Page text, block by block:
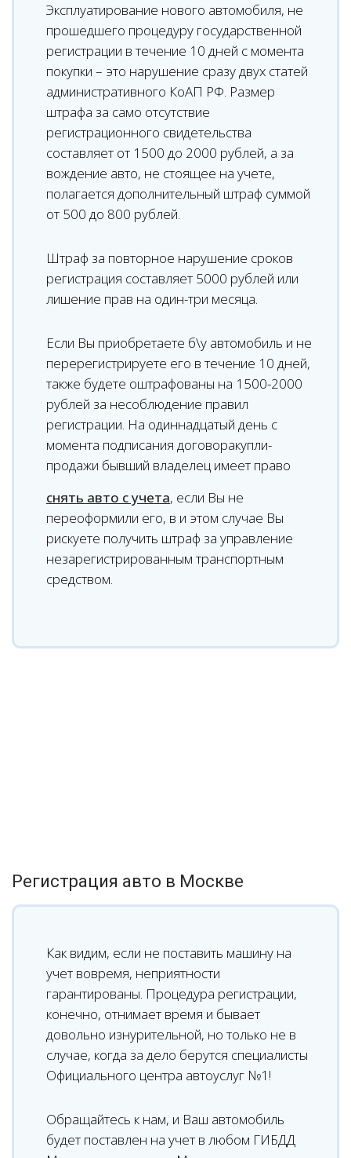
Эксплуатирование нового автомобиля, не
прошедшего процедуру государственной
регистрации в течение 10 дней с момента
покупки – это нарушение сразу двух статей
административного КоАП РФ. Размер
штрафа за само отсутствие
регистрационного свидетельства
составляет от 1500 до 2000 рублей, а за
вождение авто, не стоящее на учете,
полагается дополнительный штраф суммой
от 500 до 800 рублей.
Штраф за повторное нарушение сроков
регистрация составляет 5000 рублей или
лишение прав на один-три месяца.
Если Вы приобретаете б\у автомобиль и не
перерегистрируете его в течение 10 дней,
также будете оштрафованы на 1500-2000
рублей за несоблюдение правил
регистрации. На одиннадцатый день с
момента подписания договоракупли-
продажи бывший владелец имеет право
снять авто с учета, если Вы не
переоформили его, в и этом случае Вы
рискуете получить штраф за управление
незарегистрированным транспортным
средством.
Регистрация авто в Москве
Как видим, если не поставить машину на
учет вовремя, неприятности
гарантированы. Процедура регистрации,
конечно, отнимает время и бывает
довольно изнурительной, но только не в
случае, когда за дело берутся специалисты
Официального центра автоуслуг №1!
Обращайтесь к нам, и Ваш автомобиль
будет поставлен на учет в любом ГИБДД